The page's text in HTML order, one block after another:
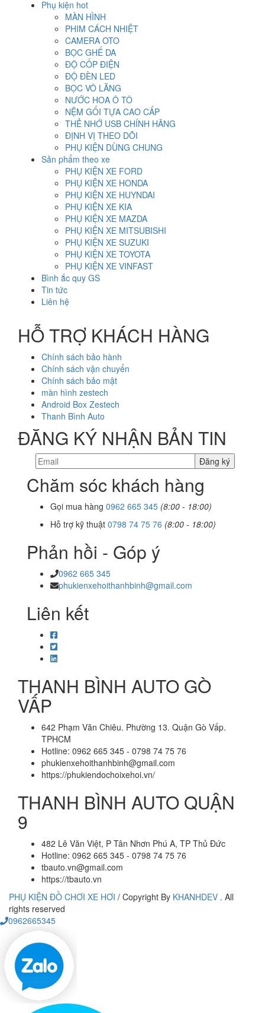
Phụ kiện hot
MÀN HÌNH
PHIM CÁCH NHIỆT
CAMERA OTO
BỌC GHẾ DA
ĐỘ CỐP ĐIỆN
ĐỘ ĐÈN LED
BỌC VÔ LĂNG
NƯỚC HOA Ô TÔ
NỆM GỐI TỰA CAO CẤP
THẺ NHỚ USB CHÍNH HÃNG
ĐỊNH VỊ THEO DÕI
PHỤ KIỆN DÙNG CHUNG
Sản phẩm theo xe
PHỤ KIỆN XE FORD
PHỤ KIỆN XE HONDA
PHỤ KIỆN XE HUYNDAI
PHỤ KIỆN XE KIA
PHỤ KIỆN XE MAZDA
PHỤ KIỆN XE MITSUBISHI
PHỤ KIỆN XE SUZUKI
PHỤ KIỆN XE TOYOTA
PHỤ KIỆN XE VINFAST
Bình ắc quy GS
Tin tức
Liên hệ
HỖ TRỢ KHÁCH HÀNG
Chính sách bảo hành
Chính sách vận chuyển
Chính sách bảo mật
màn hình zestech
Android Box Zestech
Thanh Bình Auto
ĐĂNG KÝ NHẬN BẢN TIN
Chăm sóc khách hàng
Gọi mua hàng 0962 665 345 (8:00 - 18:00)
Hỗ trợ kỹ thuật 0798 74 75 76 (8:00 - 18:00)
Phản hồi - Góp ý
0962 665 345
phukienxehoithanhbinh@gmail.com
Liên kết
THANH BÌNH AUTO GÒ
VẤP
642 Phạm Văn Chiêu. Phường 13. Quận Gò Vấp.
TPHCM
Hotline: 0962 665 345 - 0798 74 75 76
phukienxehoithanhbinh@gmail.com
https://phukiendochoixehoi.vn/
THANH BÌNH AUTO QUẬN
9
482 Lê Văn Việt, P Tân Nhơn Phú A, TP Thủ Đức
Hotline: 0962 665 345 - 0798 74 75 76
tbauto.vn@gmail.com
https://tbauto.vn
PHỤ KIỆN ĐỒ CHƠI XE HƠI / Copyright By KHANHDEV . All
rights reserved
0962665345